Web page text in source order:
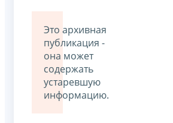
Это архивная
публикация -
она может
содержать
устаревшую
информацию.